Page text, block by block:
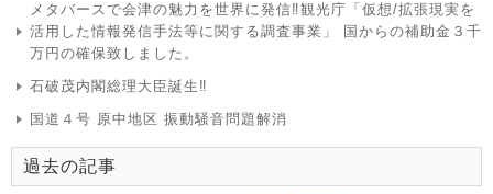
メタバースで会津の魅力を世界に発信‼観光庁「仮想/拡張現実を
活用した情報発信手法等に関する調査事業」 国からの補助金３千
万円の確保致しました。
石破茂内閣総理大臣誕生‼
国道４号 原中地区 振動騒音問題解消
過去の記事